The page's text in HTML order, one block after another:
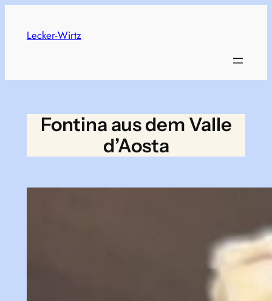
content
Lecker-Wirtz
Fontina aus dem Valle
d’Aosta